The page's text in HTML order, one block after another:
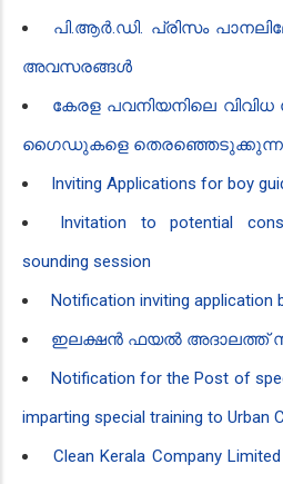
പി.ആർ.ഡി. പ്രിസം
അവസരങ്ങൾ
കേരള പവനിയനിലെ
ഗൈഡുകളെ
Inviting Applications for boy
Invitation to potential
sounding session
Notification inviting application
ഇലക്ഷൻ ഫയൽ അദാലത്ത്
Notification for the Post of
imparting special training to Urban
Clean Kerala Company